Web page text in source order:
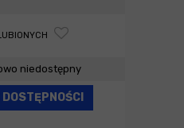
niedostępny
DOSTĘPNOŚCI